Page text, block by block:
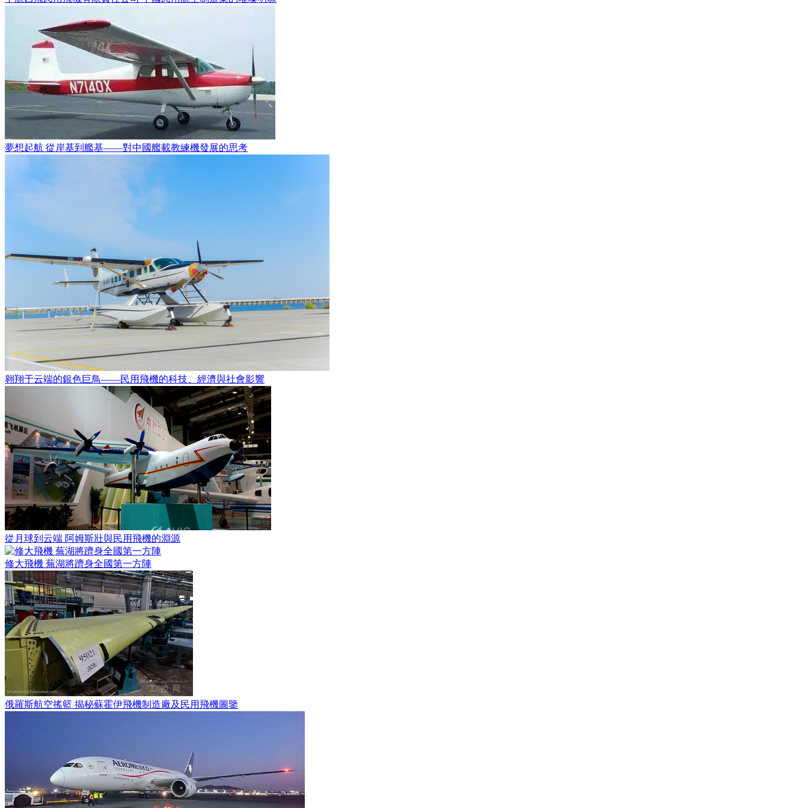
夢想起航 從岸基到艦基——對中國艦載教練機發展的思考
翱翔于云端的銀色巨鳥——民用飛機的科技、經濟與社會影響
從月球到云端 阿姆斯壯與民用飛機的淵源
修大飛機 蕪湖將躋身全國第一方陣
俄羅斯航空搖籃 揭秘蘇霍伊飛機制造廠及民用飛機圖鑒